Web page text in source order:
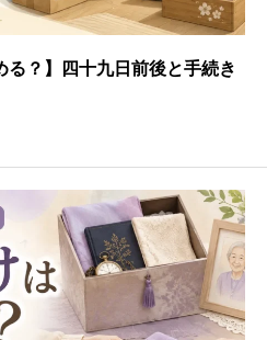
る？】四十九日前後と手続き